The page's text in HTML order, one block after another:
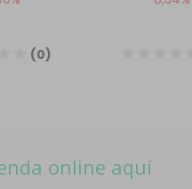
online aquí